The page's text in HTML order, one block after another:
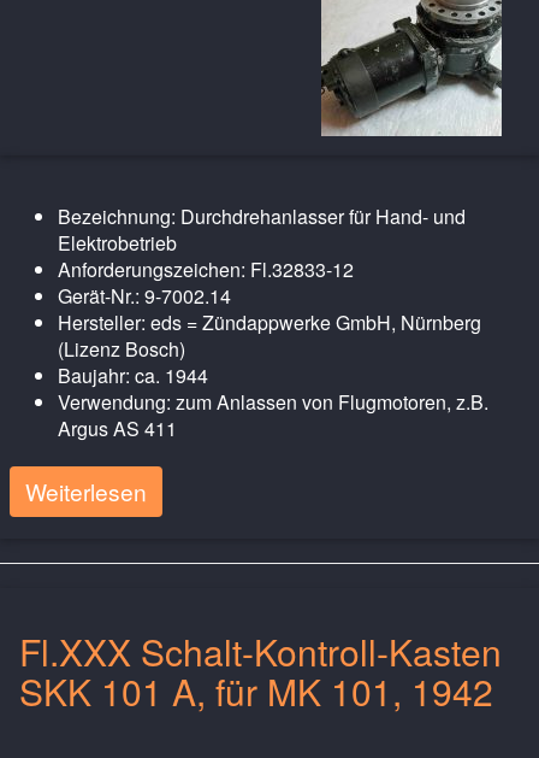
Bezeichnung: Durchdrehanlasser für Hand- und
Elektrobetrieb
Anforderungszeichen: Fl.32833-12
Gerät-Nr.: 9-7002.14
Hersteller: eds = Zündappwerke GmbH, Nürnberg
(Lizenz Bosch)
Baujahr: ca. 1944
Verwendung: zum Anlassen von Flugmotoren, z.B.
Argus AS 411
Weiterlesen
Fl.XXX Schalt-Kontroll-Kasten
SKK 101 A, für MK 101, 1942